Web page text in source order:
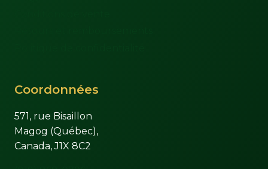
Coordonnées
571, rue Bisaillon
Magog (Québec),
Canada, J1X 8C2